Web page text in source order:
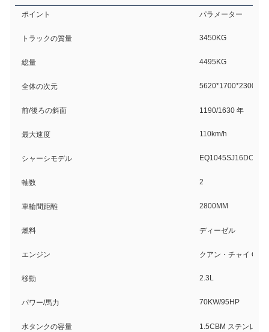
ポイント パラメーター
トラックの質量 3450KG
総量 4495KG
全体の次元 5620*1700*2300
前/後ろの斜面 1190/1630 年
最大速度 110km/h
シャーシモデル EQ1045SJ16DC
軸数 2
車輪間距離 2800MM
燃料 ディーゼル
エンジン クアン・チャイ
移動 2.3L
パワー/馬力 70KW/95HP
水タンクの容量 1.5CBM ステンレス